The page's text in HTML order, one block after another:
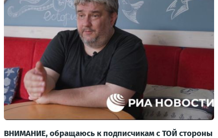
ВНИМАНИЕ, обращаюсь к подписчикам с ТОЙ стороны